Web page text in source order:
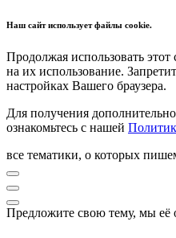
Наш сайт использует файлы cookie.
Продолжая использовать этот
на их использование.
настройках Вашего браузера.
Для получения
ознакомьтесь с нашей
все тематики, о которых
Предложите свою тему, мы её